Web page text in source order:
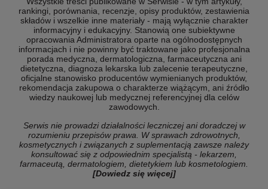
rankingi, porównania, recenzje, opisy produktów, zestawienia
składów i wszelkie inne materiały - mają wyłącznie charakter
informacyjny i edukacyjny. Stanowią one subiektywne
opracowania Administratora oparte na ogólnodostępnych
informacjach i nie powinny być traktowane jako profesjonalna
porada medyczna, dermatologiczna, farmaceutyczna ani
dietetyczna, diagnoza lekarska lub zalecenie terapeutyczne,
oficjalne stanowisko producentów wymienianych produktów,
rekomendacja zakupowa o charakterze wiążącym, ani źródło
wiedzy naukowej lub medycznej referencyjnej dla celów
zawodowych.
Serwis nie prowadzi działalności leczniczej ani doradczej w
rozumieniu przepisów prawa. W sprawach zdrowotnych,
kosmetycznych i związanych z suplementacją zawsze należy
konsultować się z odpowiednim specjalistą - lekarzem,
farmaceutą, dermatologiem, dietetykiem lub kosmetologiem.
[Dowiedz się więcej]